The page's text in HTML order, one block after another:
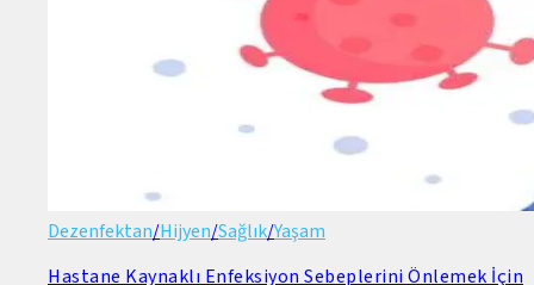
Dezenfektan/Hijyen/Sağlık/Yaşam
Hastane Kaynaklı Enfeksiyon Sebeplerini Önlemek İçin